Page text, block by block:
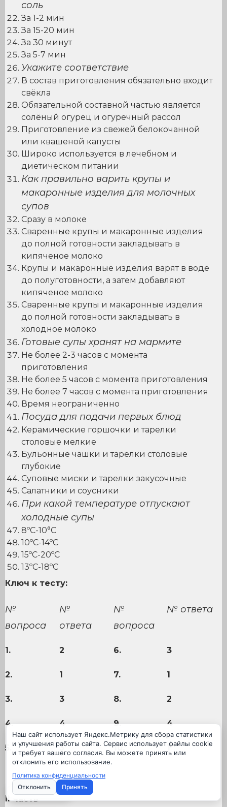
соль
За 1-2 мин
За 15-20 мин
За 30 минут
За 5-7 мин
Укажите соответствие
В состав приготовления обязательно входит
свёкла
Обязательной составной частью является
солёный огурец и огуречный рассол
Приготовление из свежей белокочанной
или квашеной капусты
Широко используется в лечебном и
диетическом питании
Как правильно варить крупы и
макаронные изделия для молочных
супов
Сразу в молоке
Сваренные крупы и макаронные изделия
до полной готовности закладывать в
кипяченое молоко
Крупы и макаронные изделия варят в воде
до полуготовности, а затем добавляют
кипяченое молоко
Сваренные крупы и макаронные изделия
до полной готовности закладывать в
холодное молоко
Готовые супы хранят на мармите
Не более 2-3 часов с момента
приготовления
Не более 5 часов с момента приготовления
Не более 7 часов с момента приготовления
Время неограниченно
Посуда для подачи первых блюд
Керамические горшочки и тарелки
столовые мелкие
Бульонные чашки и тарелки столовые
глубокие
Суповые миски и тарелки закусочные
Салатники и соусники
При какой температуре отпускают
холодные супы
8ºС-10°С
10ºС-14ºС
15ºС-20ºС
13ºС-18ºС
Ключ к тесту:
№
вопроса
№
ответа
№
вопроса
№ ответа
1. 2 6. 3
2. 1 7. 1
3. 3 8. 2
4. 4 9. 4
5. 3 10. 1
IIчасть
Наш сайт использует Яндекс.Метрику для сбора статистики
и улучшения работы сайта. Сервис использует файлы cookie
и требует вашего согласия. Вы можете принять или
отклонить его использование.
Политика конфиденциальности
Отклонить
Принять
Настройки cookie